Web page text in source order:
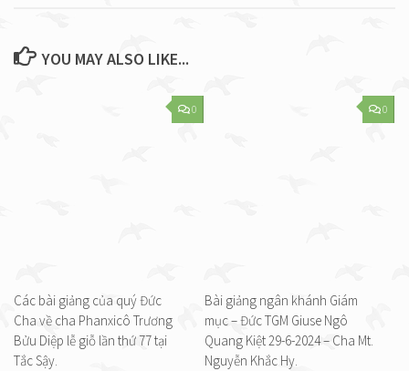
YOU MAY ALSO LIKE...
0
Các bài giảng của quý Đức
Cha về cha Phanxicô Trương
Bửu Diệp lễ giỗ lần thứ 77 tại
Tắc Sậy.
0
Bài giảng ngân khánh Giám
mục – Đức TGM Giuse Ngô
Quang Kiệt 29-6-2024 – Cha Mt.
Nguyễn Khắc Hy.